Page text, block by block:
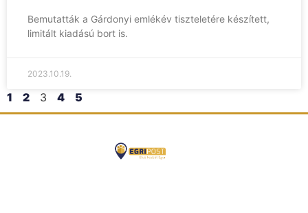
Bemutatták a Gárdonyi emlékév tiszteletére készített,
limitált kiadású bort is.
2023.10.19.
1 2 3 4 5